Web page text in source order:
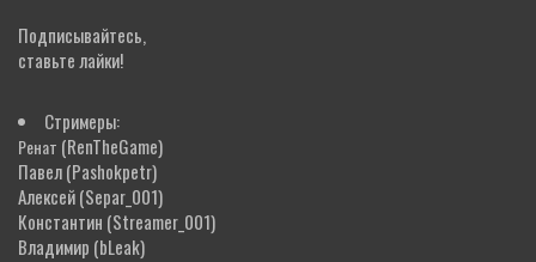
Подписывайтесь,
ставьте лайки!
Стримеры:
Ренат (RenTheGame)
Павел(Pashokpetr)
Алексей(Separ_001)
Константин (Streamer_001)
Владимир (bLeak)